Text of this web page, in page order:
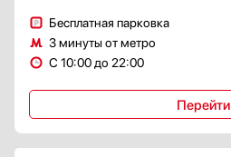
Бесплатная парковка
3 минуты от метро
С 10:00 до 22:00
Перейти